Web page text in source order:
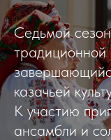
Седьмой
традиционной
казачьей
К участию
ансамбли и